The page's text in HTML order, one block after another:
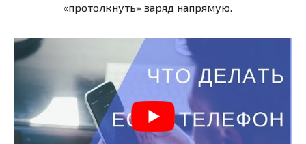
«протолкнуть» заряд напрямую.